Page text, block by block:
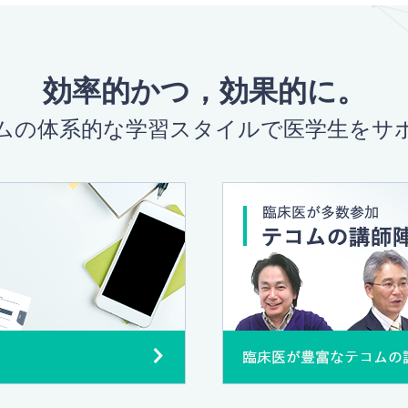
効率的かつ，効果的に。
の体系的な学習スタイルで医学生をサ